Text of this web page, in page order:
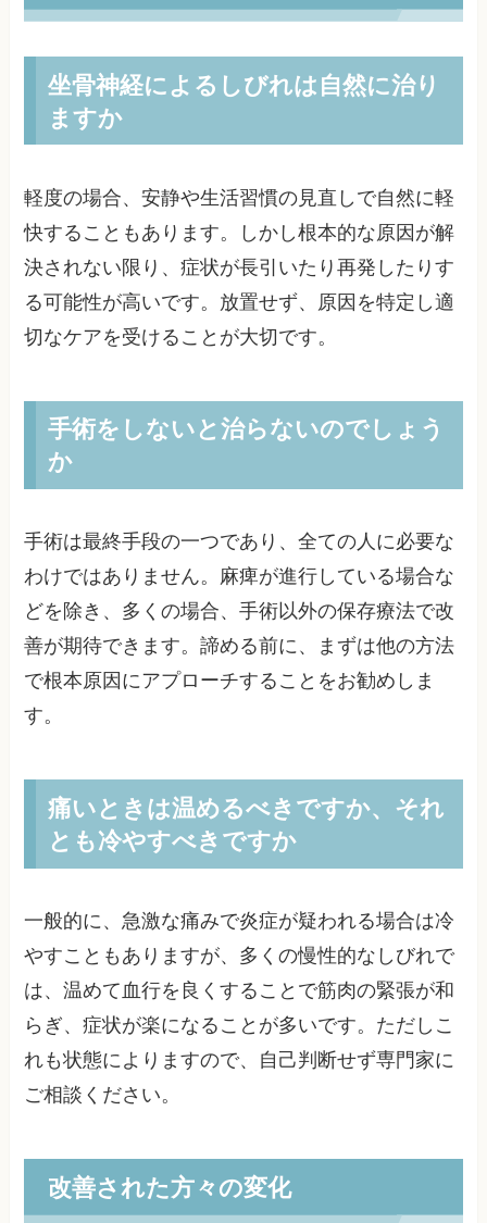
坐骨神経によるしびれは自然に治り
ますか
軽度の場合、安静や生活習慣の見直しで自然に軽
快することもあります。しかし根本的な原因が解
決されない限り、症状が長引いたり再発したりす
る可能性が高いです。放置せず、原因を特定し適
切なケアを受けることが大切です。
手術をしないと治らないのでしょう
か
手術は最終手段の一つであり、全ての人に必要な
わけではありません。麻痺が進行している場合な
どを除き、多くの場合、手術以外の保存療法で改
善が期待できます。諦める前に、まずは他の方法
で根本原因にアプローチすることをお勧めしま
す。
痛いときは温めるべきですか、それ
とも冷やすべきですか
一般的に、急激な痛みで炎症が疑われる場合は冷
やすこともありますが、多くの慢性的なしびれで
は、温めて血行を良くすることで筋肉の緊張が和
らぎ、症状が楽になることが多いです。ただしこ
れも状態によりますので、自己判断せず専門家に
ご相談ください。
改善された方々の変化